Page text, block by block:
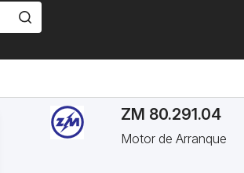
ZM 80.291.04
Motor de Arranque